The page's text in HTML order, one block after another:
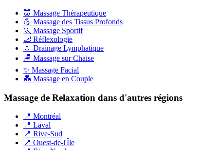
💆 Massage Thérapeutique
💪 Massage des Tissus Profonds
🏃 Massage Sportif
🦶 Réflexologie
💧 Drainage Lymphatique
🪑 Massage sur Chaise
✨ Massage Facial
💑 Massage en Couple
Massage de Relaxation dans d'autres régions
📍 Montréal
📍 Laval
📍 Rive-Sud
📍 Ouest-de-l'Île